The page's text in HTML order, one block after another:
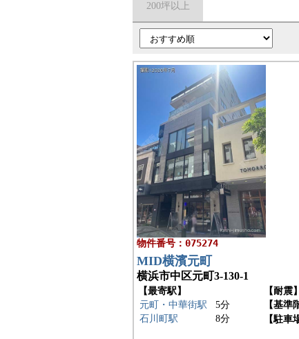
200坪以上
物件番号：075274
MID横濱元町
横浜市中区元町3-130-1
【最寄駅】
元町・中華街駅
5分
石川町駅
8分
【耐震】
【基準
【駐車